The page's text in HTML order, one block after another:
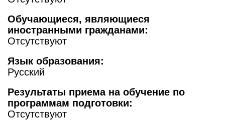
Обучающиеся, являющиеся
иностранными гражданами:
Отсутствуют
Язык образования:
Русский
Результаты приема на обучение по
программам подготовки:
Отсутствуют